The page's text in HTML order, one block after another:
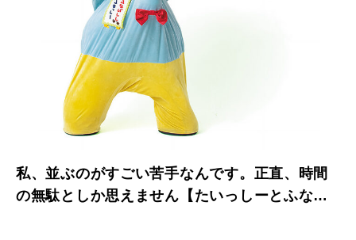
私、並ぶのがすごい苦手なんです。正直、時間
の無駄としか思えません【たいっしーとふなっ